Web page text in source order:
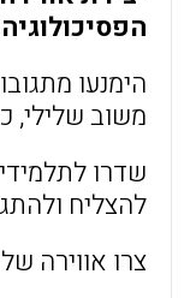
הימנעו
משוב שלילי,
שדרו
להצליח
צרו אווירה